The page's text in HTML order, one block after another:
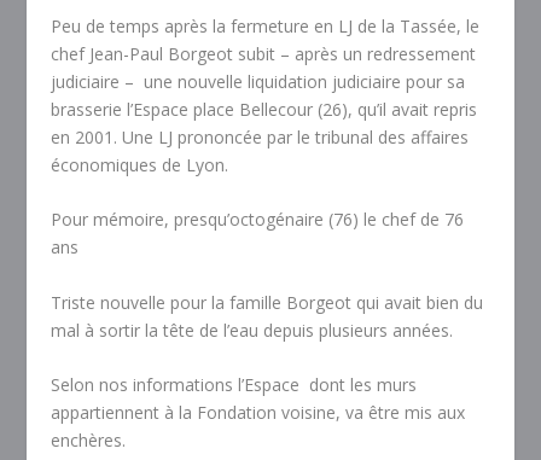
Peu de temps après la fermeture en LJ de la Tassée, le
chef Jean-Paul Borgeot subit – après un redressement
judiciaire – une nouvelle liquidation judiciaire pour sa
brasserie l’Espace place Bellecour (26), qu’il avait repris
en 2001. Une LJ prononcée par le tribunal des affaires
économiques de Lyon.
Pour mémoire, presqu’octogénaire (76) le chef de 76
ans
Triste nouvelle pour la famille Borgeot qui avait bien du
mal à sortir la tête de l’eau depuis plusieurs années.
Selon nos informations l’Espace dont les murs
appartiennent à la Fondation voisine, va être mis aux
enchères.